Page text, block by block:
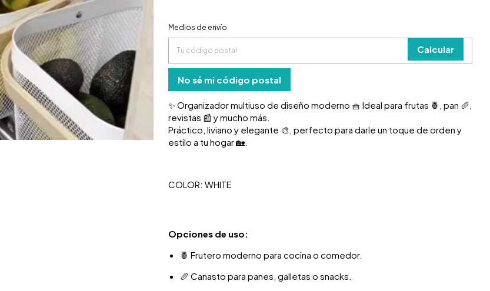
Entregas para el CP:
Medios de envío
Calcular
No sé mi código postal
✨ Organizador multiuso de diseño moderno 🧺 Ideal para frutas 🍍, pan 🥖,
revistas 📰 y mucho más.
Práctico, liviano y elegante 🎨, perfecto para darle un toque de orden y
estilo a tu hogar 🏡.
COLOR: WHITE
Opciones de uso:
🍍 Frutero moderno para cocina o comedor.
🥖 Canasto para panes, galletas o snacks.